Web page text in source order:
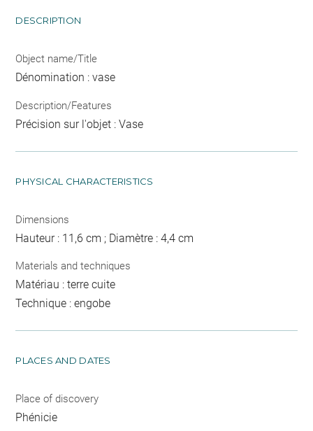
DESCRIPTION
Object name/Title
Dénomination : vase
Description/Features
Précision sur l'objet : Vase
PHYSICAL CHARACTERISTICS
Dimensions
Hauteur : 11,6 cm ; Diamètre : 4,4 cm
Materials and techniques
Matériau : terre cuite
Technique : engobe
PLACES AND DATES
Place of discovery
Phénicie